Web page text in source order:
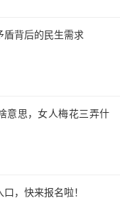
盾背后的民生需求
意思，女人梅花三弄什
，快来报名啦！